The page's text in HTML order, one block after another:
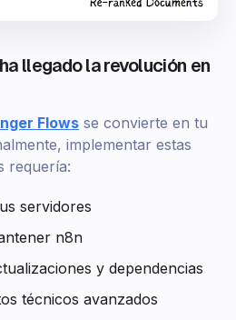
llegado la revolución en
Flows se convierte en tu
implementar estas
requería:
servidores
n8n
y dependencias
técnicos avanzados